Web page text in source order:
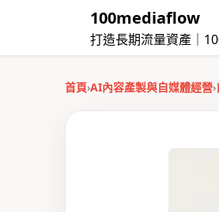
100mediaflow
打造長期流量資產｜
首頁›AI內容產製與自媒體經營›